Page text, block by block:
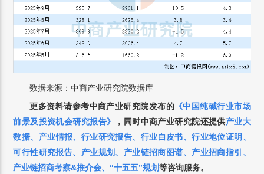
数据来源：中商产业研究院数据库
更多资料请参考中商产业研究院发布的 《中国纯碱行业市场
前景及投资机会研究报告》
， 同时中商产业研究院还提供产业大
数据、 产业情报、 行业研究报告、 行业白皮书、行业地位证明 、
可行性研究报告、 产业规划 、 产业链招商图谱、 产业招商指引 、
产业链招商考察&推介会、 “十五五”规划等咨询服务。